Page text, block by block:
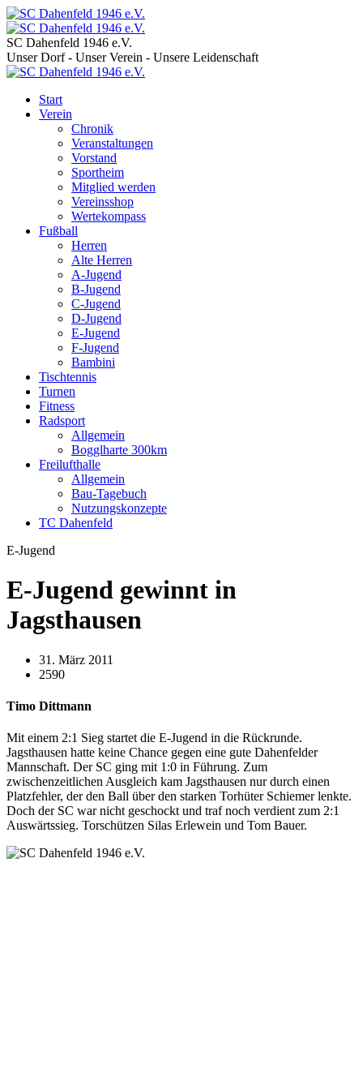
SC Dahenfeld 1946 e.V.
Unser Dorf - Unser Verein - Unsere Leidenschaft
Start
Verein
Chronik
Veranstaltungen
Vorstand
Sportheim
Mitglied werden
Vereinsshop
Wertekompass
Fußball
Herren
Alte Herren
A-Jugend
B-Jugend
C-Jugend
D-Jugend
E-Jugend
F-Jugend
Bambini
Tischtennis
Turnen
Fitness
Radsport
Allgemein
Bogglharte 300km
Freilufthalle
Allgemein
Bau-Tagebuch
Nutzungskonzepte
TC Dahenfeld
E-Jugend
E-Jugend gewinnt in
Jagsthausen
31. März 2011
2590
Timo Dittmann
Mit einem 2:1 Sieg startet die E-Jugend in die Rückrunde.
Jagsthausen hatte keine Chance gegen eine gute Dahenfelder
Mannschaft. Der SC ging mit 1:0 in Führung. Zum
zwischenzeitlichen Ausgleich kam Jagsthausen nur durch einen
Platzfehler, der den Ball über den starken Torhüter Schiemer lenkte.
Doch der SC war nicht geschockt und traf noch verdient zum 2:1
Auswärtssieg. Torschützen Silas Erlewein und Tom Bauer.